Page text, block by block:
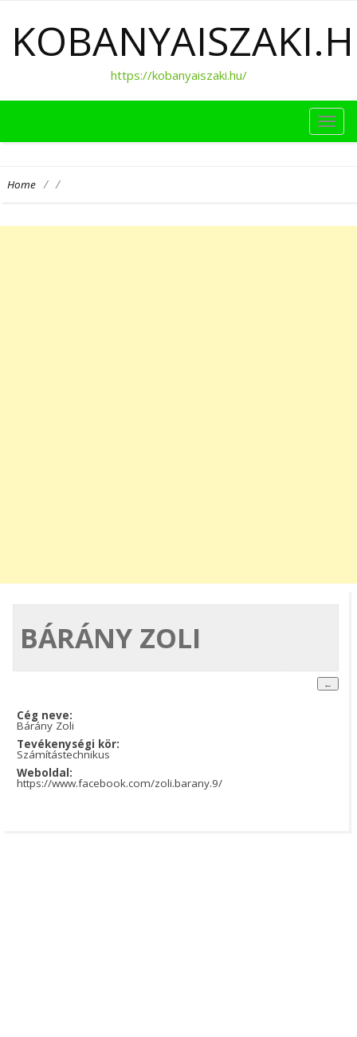
https://kobanyaiszaki.hu/
Home / /
BÁRÁNY ZOLI
Cég neve:
Bárány Zoli
Tevékenységi kör:
Számítástechnikus
Weboldal:
https://www.facebook.com/zoli.barany.9/